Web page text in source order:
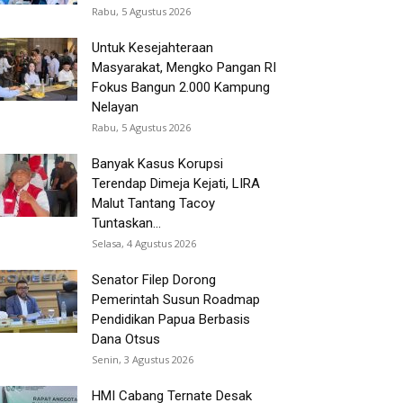
Rabu, 5 Agustus 2026
Untuk Kesejahteraan
Masyarakat, Mengko Pangan RI
Fokus Bangun 2.000 Kampung
Nelayan
Rabu, 5 Agustus 2026
Banyak Kasus Korupsi
Terendap Dimeja Kejati, LIRA
Malut Tantang Tacoy
Tuntaskan...
Selasa, 4 Agustus 2026
Senator Filep Dorong
Pemerintah Susun Roadmap
Pendidikan Papua Berbasis
Dana Otsus
Senin, 3 Agustus 2026
HMI Cabang Ternate Desak